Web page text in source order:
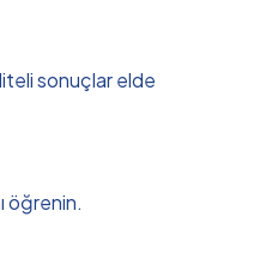
sonuçlar elde
öğrenin.